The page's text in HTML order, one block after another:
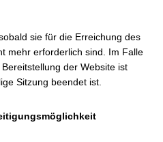
sie für die Erreichung des
mehr erforderlich sind. Im Falle
der Website ist
Sitzung beendet ist.